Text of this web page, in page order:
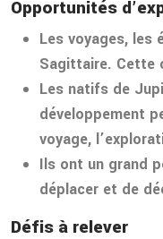
Opportunités
Les voyages, les
Sagittaire. Cette
Les natifs de
développement
voyage,
Ils ont un grand
déplacer et de
Défis à relever